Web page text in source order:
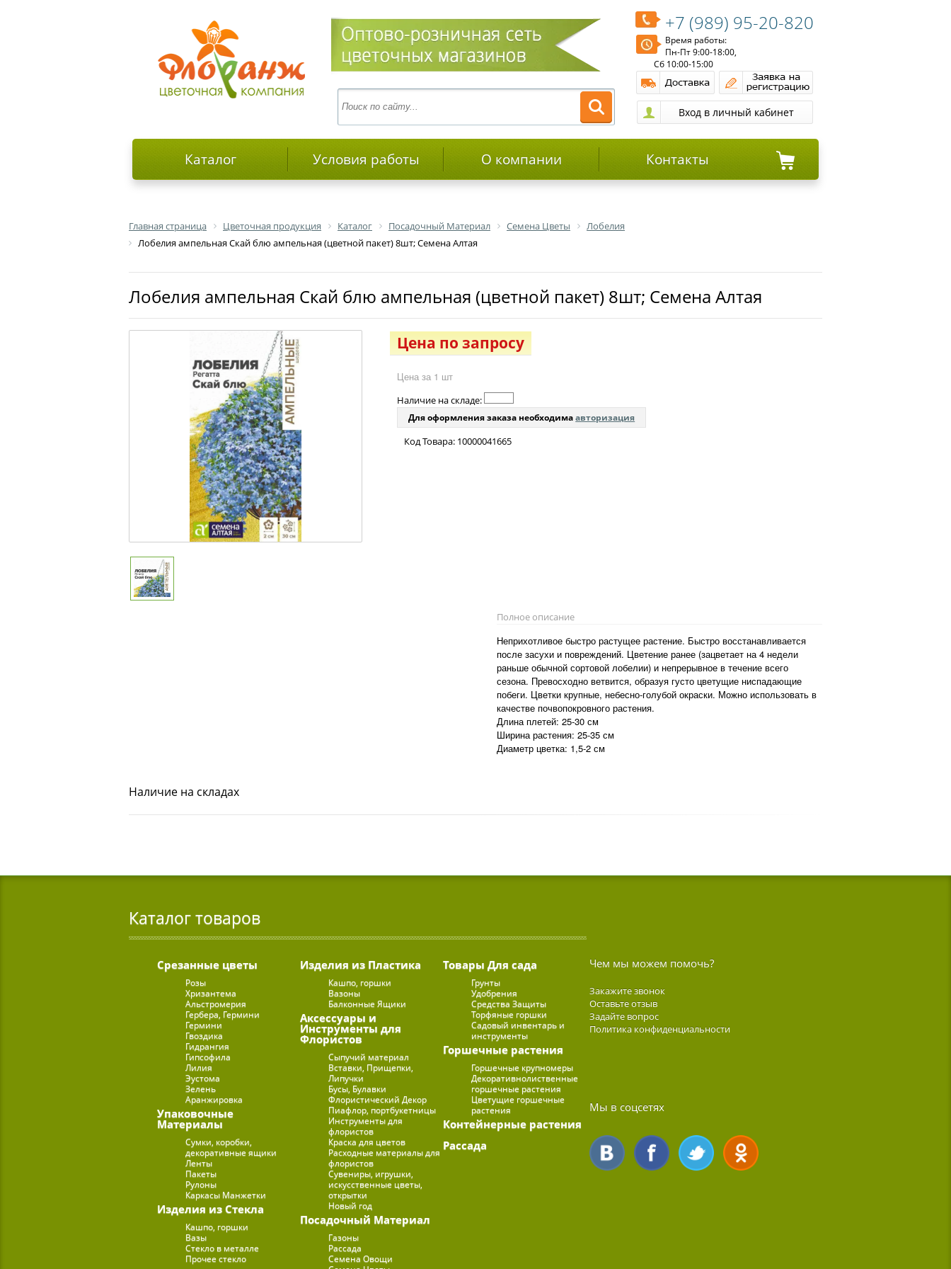
+7 (989) 95-20-820
Время работы:
Пн-Пт 9:00-18:00,
Сб 10:00-15:00
Каталог Условия работы О компании Контакты
Главная страница Цветочная продукция Каталог Посадочный Материал Семена Цветы
Лобелия
Лобелия ампельная Скай блю ампельная (цветной пакет) 8шт; Семена Алтая
Лобелия ампельная Скай блю ампельная (цветной пакет) 8шт; Семена Алтая
Цена по запросу
Цена за 1 шт
Наличие на складе:
Для оформления заказа необходимаавторизация
Код Товара: 10000041665
Полное описание
Неприхотливое быстро растущее растение. Быстро восстанавливается
после засухи и повреждений. Цветение ранее (зацветает на 4 недели
раньше обычной сортовой лобелии) и непрерывное в течение всего
сезона. Превосходно ветвится, образуя густо цветущие ниспадающие
побеги. Цветки крупные, небесно-голубой окраски. Можно использовать в
качестве почвопокровного растения.
Длина плетей: 25-30 см
Ширина растения: 25-35 см
Диаметр цветка: 1,5-2 см
Наличие на складах
Каталог товаров
Срезанные цветы
Розы
Хризантема
Альстромерия
Гербера, Гермини
Гермини
Гвоздика
Гидрангия
Гипсофила
Лилия
Эустома
Зелень
Аранжировка
Упаковочные
Материалы
Сумки, коробки,
декоративные ящики
Ленты
Пакеты
Рулоны
Каркасы Манжетки
Изделия из Стекла
Кашпо, горшки
Вазы
Стекло в металле
Прочее стекло
Изделия из Пластика
Кашпо, горшки
Вазоны
Балконные Ящики
Аксессуары и
Инструменты для
Флористов
Сыпучий материал
Вставки, Прищепки,
Липучки
Бусы, Булавки
Флористический Декор
Пиафлор, портбукетницы
Инструменты для
флористов
Краска для цветов
Расходные материалы для
флористов
Сувениры, игрушки,
искусственные цветы,
открытки
Новый год
Посадочный Материал
Газоны
Рассада
Семена Овощи
Товары Для сада
Грунты
Удобрения
Средства Защиты
Торфяные горшки
Садовый инвентарь и
инструменты
Горшечные растения
Горшечные крупномеры
Декоративнолиственные
горшечные растения
Цветущие горшечные
растения
Контейнерные растения
Рассада
Чем мы можем помочь?
Закажите звонок
Оставьте отзыв
Задайте вопрос
Политика конфиденциальности
Мы в соцсетях